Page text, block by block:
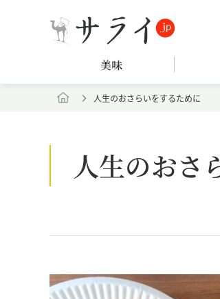
美味
人生のおさらいをするために
人生のおさ